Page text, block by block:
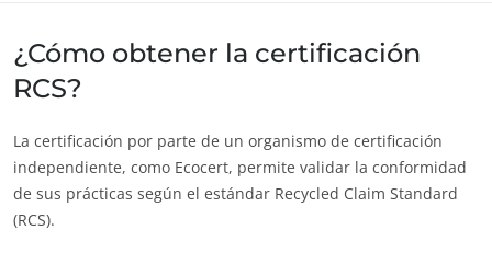
España (español)
Francia
Portugal (portugués)
Rumania (rumano)
¿Cómo obtener la certificación
RCS?
La certificación por parte de un organismo de certificación
independiente, como Ecocert, permite validar la conformidad
de sus prácticas según el estándar Recycled Claim Standard
(RCS).